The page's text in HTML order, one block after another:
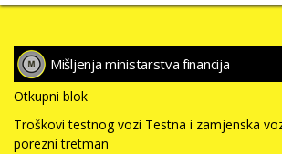
Mišljenja ministarstva financija
Otkupni blok
Troškovi testnog vozi Testna i zamjenska
porezni tretman